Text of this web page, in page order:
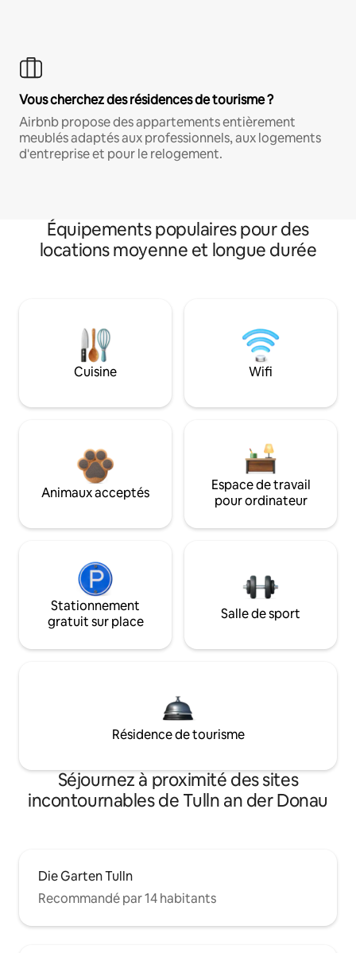
Vous cherchez des résidences de tourisme ?
Airbnb propose des appartements entièrement
meublés adaptés aux professionnels, aux logements
d'entreprise et pour le relogement.
Équipements populaires pour des
locations moyenne et longue durée
Cuisine Wifi
Animaux acceptés
Espace de travail
pour ordinateur
Stationnement
gratuit sur place
Salle de sport
Résidence de tourisme
Séjournez à proximité des sites
incontournables de Tulln an der Donau
Die Garten Tulln
Recommandé par 14 habitants